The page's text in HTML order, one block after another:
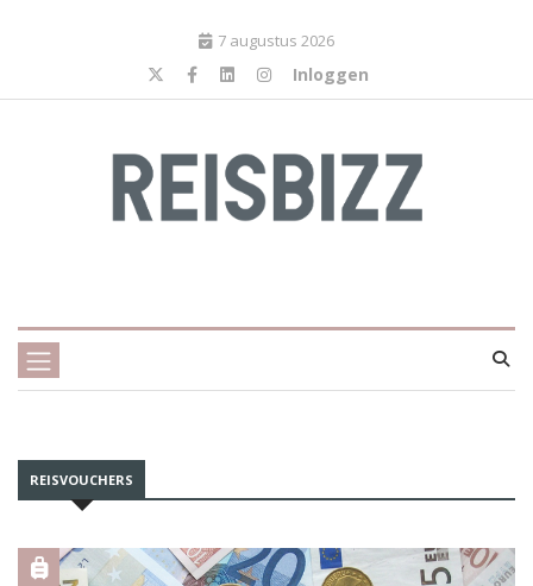
7 augustus 2026
Inloggen
REISVOUCHERS